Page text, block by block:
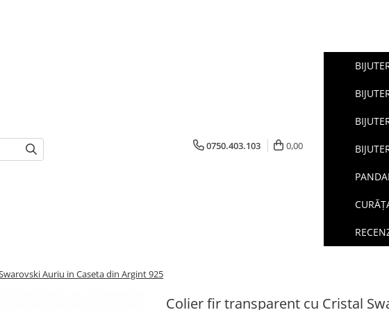
0750.403.103 0,00
Auriu in Caseta din Argint 925
Colier fir transparent cu Cristal